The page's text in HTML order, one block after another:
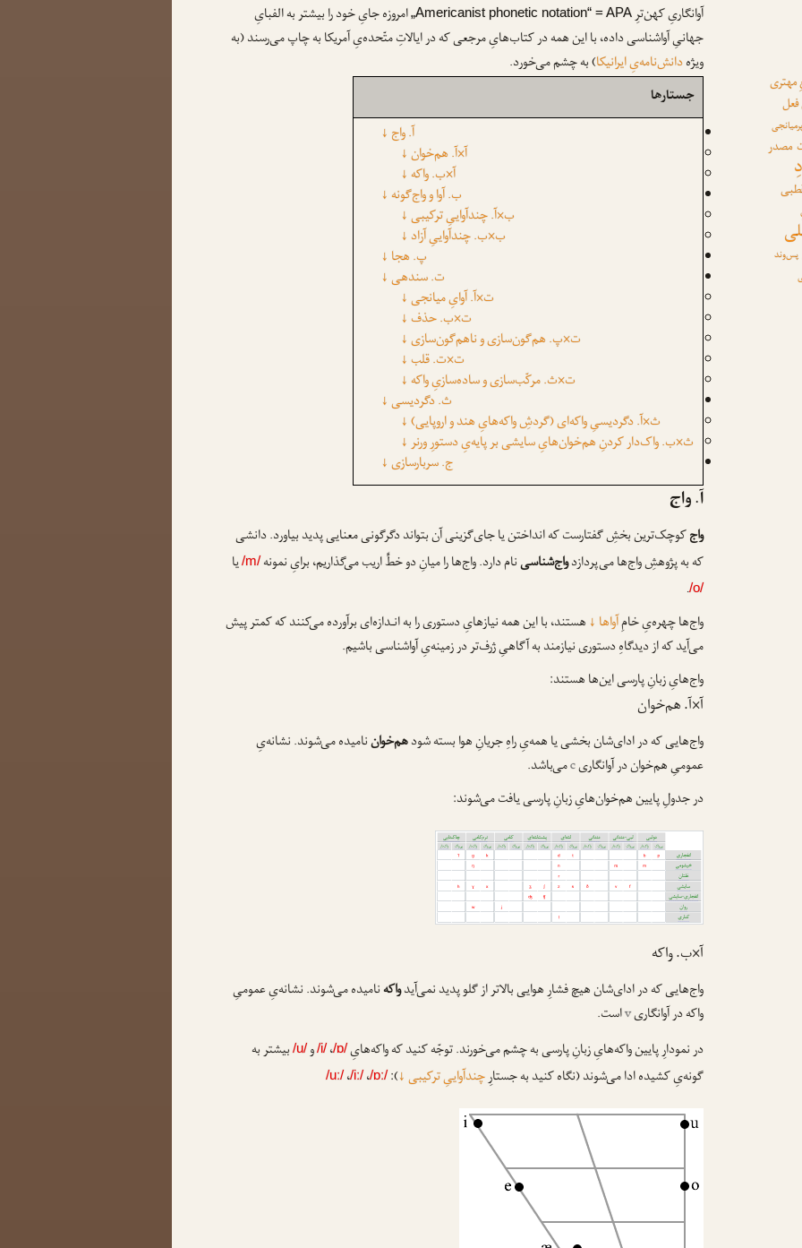
آوانگاریِ کهن‌ترِ„Americanist phonetic notation“ = APAامروزه جایِ خود را بیشتر به الفبایِ
جهانیِ آواشناسی داده، با این همه در کتاب‌هایِ مرجعی که در ایالاتِ متّحده‌یِ آمریکا به چاپ می‌رسند (به
ویژهدانش‌نامه‌یِ ایرانیکا) به چشم می‌خورد.
جستارها
آ. واج↓
آ×آ. هم‌خوان↓
آ×ب. واکه↓
ب. آوا و واج‌گونه↓
ب×آ. چندآواییِ ترکیبی↓
ب×ب. چندآواییِ آزاد↓
پ. هجا↓
ت. سندهی↓
ت×آ. آوایِ میانجی↓
ت×ب. حذف↓
ت×پ. هم‌گون‌سازی و ناهم‌گون‌سازی↓
ت×ت. قلب↓
ت×ث. مرکّب‌سازی و ساده‌سازیِ واکه↓
ث. دگردیسی↓
ث×آ. دگردیسیِ واکه‌ای (گردشِ واکه‌هایِ هند و اروپایی)↓
ث×ب. واک‌دار کردنِ هم‌خوان‌هایِ سایشی بر پایه‌یِ دستورِ ورنر↓
ج. سربارسازی↓
آ. واج
واجکوچک‌ترین بخشِ گفتارست که انداختن یا جای‌گزینی آن بتواند دگرگونی معنایی پدید بیاورد. دانشی
که به پژوهشِ واج‌ها می‌پردازدواج‌شناسینام دارد. واج‌ها را میانِ دو خطِّ اریب می‌گذاریم، برایِ نمونه/m/یا
/o/
.
واج‌ها چهره‌یِ خامِآواها↓هستند، با این همه نیازهایِ دستوری را به انـدازه‌ای برآورده می‌کنند که کمتر پیش
می‌آید که از دیدگاهِ دستوری نیازمند به آگاهیِ ژرف‌تر در زمینه‌یِ آواشناسی باشیم.
واج‌هایِ زبانِ پارسی این‌ها هستند:
آ×آ. هم‌خوان
واج‌هایی که در ادای‌شان بخشی یا همه‌یِ راهِ جریانِ هوا بسته شودهم‌خواننامیده می‌شوند. نشانه‌یِ
عمومیِ هم‌خوان در آوانگاریcمی‌باشد.
در جدولِ پایین هم‌خوان‌هایِ زبانِ پارسی یافت می‌شوند:
آ×ب. واکه
واج‌هایی که در ادای‌شان هیچ فشارِ هوایی بالاتر از گلو پدید نمی‌آیدواکهنامیده می‌شوند. نشانه‌یِ عمومیِ
واکه در آوانگاریvا‌ست.
در نمودارِ پایین واکه‌هایِ زبانِ پارسی به چشم می‌خورند. توجّه کنید که واکه‌هایِ/ɒ/،/i/و/u/ بیشتر به
گونه‌یِ کشیده ادا می‌شوند (نگاه کنید به جستارِچندآواییِ ترکیبی↓
):
/ɒː/،/iː/،/uː/
مصدر
پس‌وند